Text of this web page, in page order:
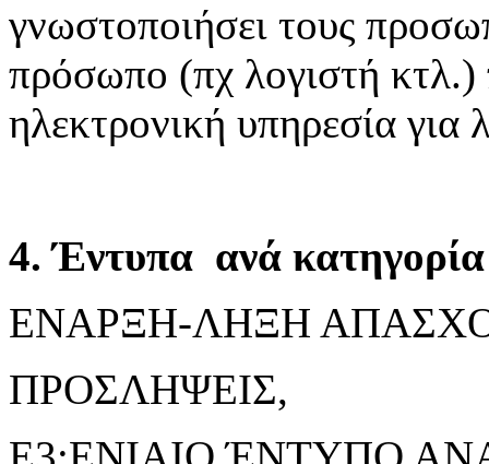
γνωστοποιήσει τους
πρόσωπο (πχ λογιστή κτλ.)
ηλεκτρονική υπηρεσία για
4. Έντυπα ανά κατηγορία
ΕΝΑΡΞΗ-ΛΗΞΗ
ΠΡΟΣΛΗΨΕΙΣ,